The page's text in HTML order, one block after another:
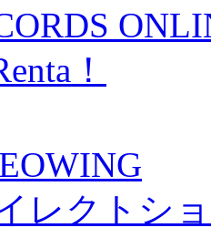
！
レクトシ